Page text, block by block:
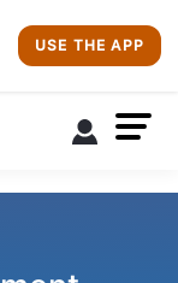
USE THE APP